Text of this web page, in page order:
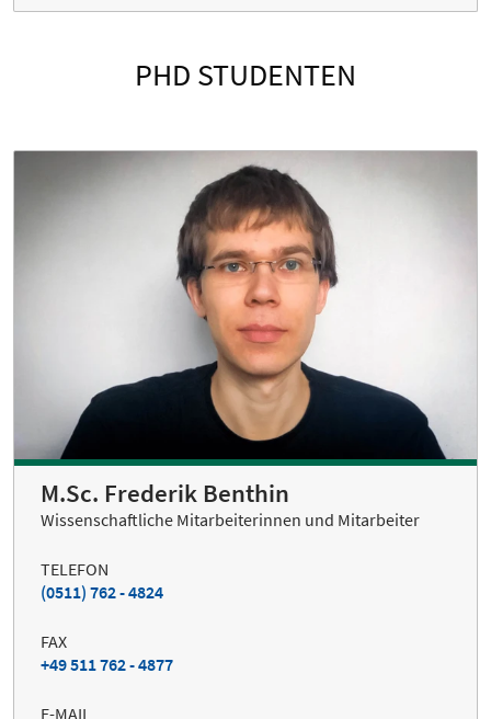
PHD STUDENTEN
M.Sc. Frederik Benthin
Wissenschaftliche Mitarbeiterinnen und Mitarbeiter
TELEFON
(0511) 762 - 4824
FAX
+49 511 762 - 4877
E-MAIL